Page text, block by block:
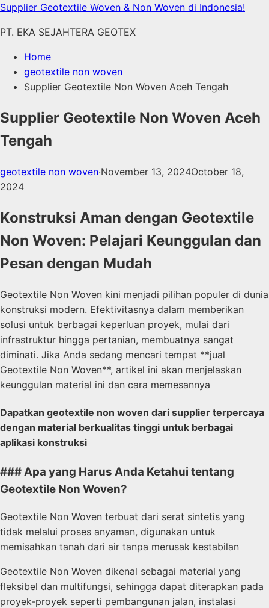
Skip
content
Supplier Geotextile Woven & Non Woven di Indonesia!
PT. EKA SEJAHTERA GEOTEX
Home
geotextile non woven
Supplier Geotextile Non Woven Aceh Tengah
Supplier Geotextile Non Woven Aceh
Tengah
geotextile non woven·November 13, 2024October 18,
2024
Konstruksi Aman dengan Geotextile
Non Woven: Pelajari Keunggulan dan
Pesan dengan Mudah
Geotextile Non Woven kini menjadi pilihan populer di dunia
konstruksi modern. Efektivitasnya dalam memberikan
solusi untuk berbagai keperluan proyek, mulai dari
infrastruktur hingga pertanian, membuatnya sangat
diminati. Jika Anda sedang mencari tempat **jual
Geotextile Non Woven**, artikel ini akan menjelaskan
keunggulan material ini dan cara memesannya
Dapatkan geotextile non woven dari supplier terpercaya
dengan material berkualitas tinggi untuk berbagai
aplikasi konstruksi
### Apa yang Harus Anda Ketahui tentang
Geotextile Non Woven?
Geotextile Non Woven terbuat dari serat sintetis yang
tidak melalui proses anyaman, digunakan untuk
memisahkan tanah dari air tanpa merusak kestabilan
Geotextile Non Woven dikenal sebagai material yang
fleksibel dan multifungsi, sehingga dapat diterapkan pada
proyek-proyek seperti pembangunan jalan, instalasi